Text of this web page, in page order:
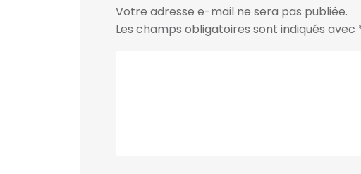
Votre adresse e-mail ne sera pas publiée.
Les champs obligatoires sont indiqués avec